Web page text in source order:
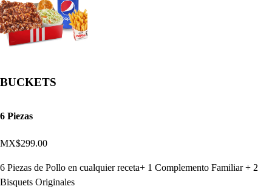
BUCKETS
6 Piezas
MX$299.00
6 Piezas de Pollo en cualquier receta+ 1 Complemento Familiar + 2
Bisquets Originales